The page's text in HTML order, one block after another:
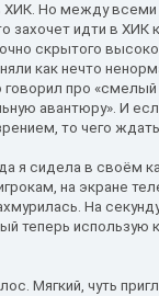
Но между
захочет идти в
скрытого
как нечто
про «смелый
авантюру». И
то чего
я сидела в своём
на экране
На
теперь использую
Мягкий, чуть